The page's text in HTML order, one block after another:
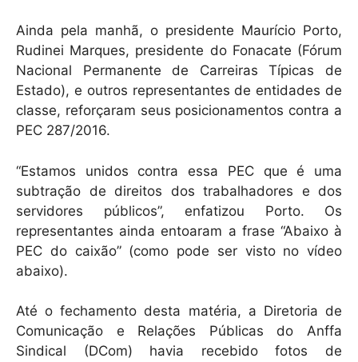
Ainda pela manhã, o presidente Maurício Porto,
Rudinei Marques, presidente do Fonacate (Fórum
Nacional Permanente de Carreiras Típicas de
Estado), e outros representantes de entidades de
classe, reforçaram seus posicionamentos contra a
PEC 287/2016.
“Estamos unidos contra essa PEC que é uma
subtração de direitos dos trabalhadores e dos
servidores públicos”, enfatizou Porto. Os
representantes ainda entoaram a frase “Abaixo à
PEC do caixão” (como pode ser visto no vídeo
abaixo).
Até o fechamento desta matéria, a Diretoria de
Comunicação e Relações Públicas do Anffa
Sindical (DCom) havia recebido fotos de